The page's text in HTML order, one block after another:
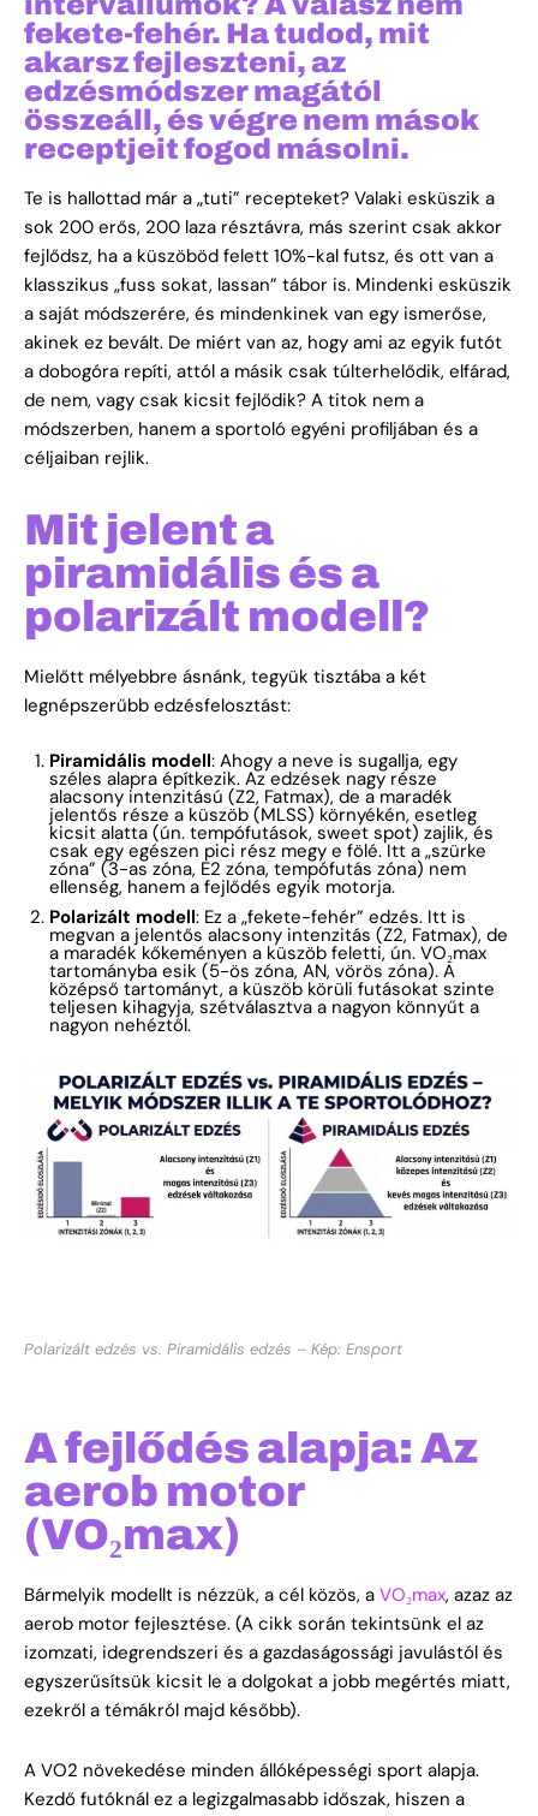
fekete-fehér. Ha tudod, mit
akarsz fejleszteni, az
edzésmódszer magától
összeáll, és végre nem mások
receptjeit fogod másolni.
Te is hallottad már a „tuti” recepteket? Valaki esküszik a
sok 200 erős, 200 laza résztávra, más szerint csak akkor
fejlődsz, ha a küszöböd felett 10%-kal futsz, és ott van a
klasszikus „fuss sokat, lassan” tábor is. Mindenki esküszik
a saját módszerére, és mindenkinek van egy ismerőse,
akinek ez bevált. De miért van az, hogy ami az egyik futót
a dobogóra repíti, attól a másik csak túlterhelődik, elfárad,
de nem, vagy csak kicsit fejlődik? A titok nem a
módszerben, hanem a sportoló egyéni profiljában és a
céljaiban rejlik.
Mit jelent a
piramidális és a
polarizált modell?
Mielőtt mélyebbre ásnánk, tegyük tisztába a két
legnépszerűbb edzésfelosztást:
Piramidális modell: Ahogy a neve is sugallja, egy
széles alapra építkezik. Az edzések nagy része
alacsony intenzitású (Z2, Fatmax), de a maradék
jelentős része a küszöb (MLSS) környékén, esetleg
kicsit alatta (ún. tempófutások, sweet spot) zajlik, és
csak egy egészen pici rész megy e fölé. Itt a „szürke
zóna” (3-as zóna, E2 zóna, tempófutás zóna) nem
ellenség, hanem a fejlődés egyik motorja.
Polarizált modell: Ez a „fekete-fehér” edzés. Itt is
megvan a jelentős alacsony intenzitás (Z2, Fatmax), de
a maradék kőkeményen a küszöb feletti, ún. VO₂max
tartományba esik (5-ös zóna, AN, vörös zóna). A
középső tartományt, a küszöb körüli futásokat szinte
teljesen kihagyja, szétválasztva a nagyon könnyűt a
nagyon nehéztől.
Polarizált edzés vs. Piramidális edzés – Kép: Ensport
A fejlődés alapja: Az
aerob motor
(VO₂max)
Bármelyik modellt is nézzük, a cél közös, a VO₂max, azaz az
aerob motor fejlesztése. (A cikk során tekintsünk el az
izomzati, idegrendszeri és a gazdaságossági javulástól és
egyszerűsítsük kicsit le a dolgokat a jobb megértés miatt,
ezekről a témákról majd később).
A VO2 növekedése minden állóképességi sport alapja.
Kezdő futóknál ez a legizgalmasabb időszak, hiszen a